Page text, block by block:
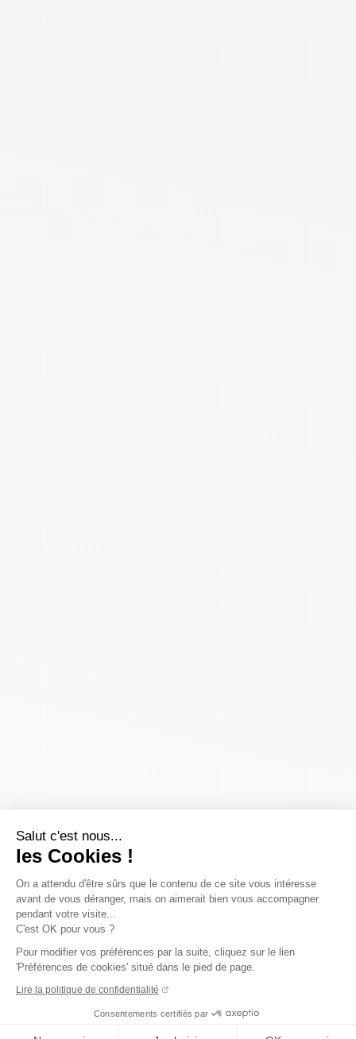
Salut c'est nous...
les Cookies !
On a attendu d'être sûrs que le contenu de ce site vous intéresse
avant de vous déranger, mais on aimerait bien vous accompagner
pendant votre visite...
C'est OK pour vous ?
Pour modifier vos préférences par la suite, cliquez sur le lien
'Préférences de cookies' situé dans le pied de page.
Lire la politique de confidentialité
Consentements certifiés par